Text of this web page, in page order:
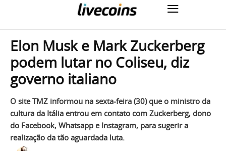
Elon Musk e Mark Zuckerberg
podem lutar no Coliseu, diz
governo italiano
O site TMZ informou na sexta-feira (30) que o ministro da
cultura da Itália entrou em contato com Zuckerberg, dono
do Facebook, Whatsapp e Instagram, para sugerir a
realização da tão aguardada luta.